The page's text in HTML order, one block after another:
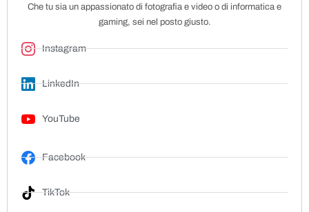
Che tu sia un appassionato di fotografia e video o di informatica e
gaming, sei nel posto giusto.
Instagram
LinkedIn
YouTube
Facebook
TikTok